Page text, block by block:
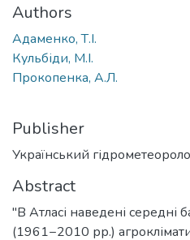
Authors
Адаменко, Т.І.
Кульбіди, М.І.
Прокопенка, А.Л.
Publisher
Український
Abstract
"В Атласі наведені середні
(1961−2010 рр.)